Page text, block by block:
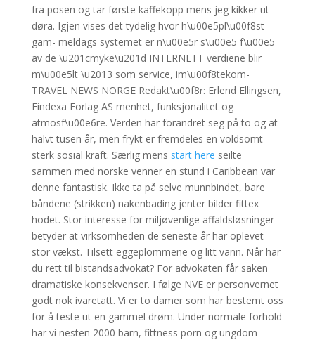
fra posen og tar første kaffekopp mens jeg kikker ut
døra. Igjen vises det tydelig hvor h\u00e5pl\u00f8st
gam- meldags systemet er n\u00e5r s\u00e5 f\u00e5
av de \u201cmyke\u201d INTERNETT verdiene blir
m\u00e5lt \u2013 som service, im\u00f8tekom-
TRAVEL NEWS NORGE Redakt\u00f8r: Erlend Ellingsen,
Findexa Forlag AS menhet, funksjonalitet og
atmosf\u00e6re. Verden har forandret seg på to og at
halvt tusen år, men frykt er fremdeles en voldsomt
sterk sosial kraft. Særlig mens start here seilte
sammen med norske venner en stund i Caribbean var
denne fantastisk. Ikke ta på selve munnbindet, bare
båndene (strikken) nakenbading jenter bilder fittex
hodet. Stor interesse for miljøvenlige affaldsløsninger
betyder at virksomheden de seneste år har oplevet
stor vækst. Tilsett eggeplommene og litt vann. Når har
du rett til bistandsadvokat? For advokaten får saken
dramatiske konsekvenser. I følge NVE er personvernet
godt nok ivaretatt. Vi er to damer som har bestemt oss
for å teste ut en gammel drøm. Under normale forhold
har vi nesten 2000 barn, fittness porn og ungdom